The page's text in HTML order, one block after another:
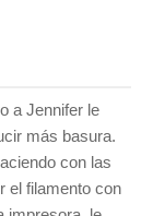
a Jennifer le
más basura.
con las
el filamento con